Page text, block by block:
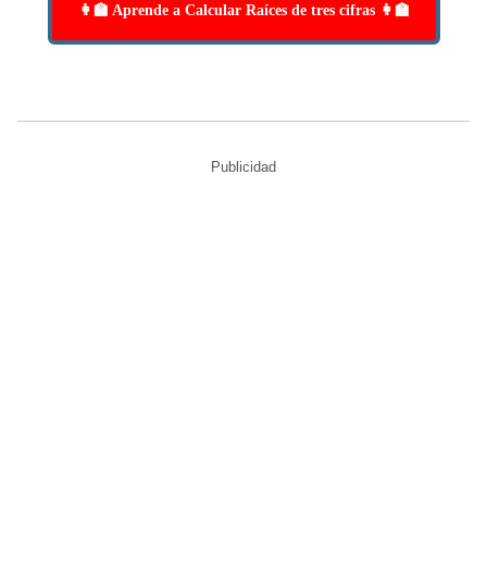
👩‍🏫 Aprende a Calcular Raíces de tres cifras 👩‍🏫
Publicidad